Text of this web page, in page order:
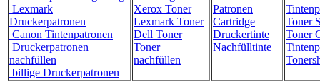
Lexmark
Druckerpatronen
Canon Tintenpatronen
Druckerpatronen
nachfüllen
billige Druckerpatronen
Xerox Toner
Lexmark Toner
Dell Toner
Toner
nachfüllen
Patronen
Cartridge
Druckertinte
Nachfülltinte
Toner
Toner